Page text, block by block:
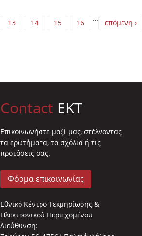
13 14 15 16 … επόμενη ›
Contact EKT
Επικοινωνήστε μαζί μας, στέλνοντας
τα ερωτήματα, τα σχόλια ή τις
προτάσεις σας.
Φόρμα επικοινωνίας
Εθνικό Κέντρο Τεκμηρίωσης &
Ηλεκτρονικού Περιεχομένου
Διεύθυνση: